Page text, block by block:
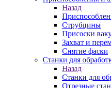
Назад
Струбцины
Присоски
Захват и
Снятие фаски
Станки для
Назад
Станки для
Отрезные